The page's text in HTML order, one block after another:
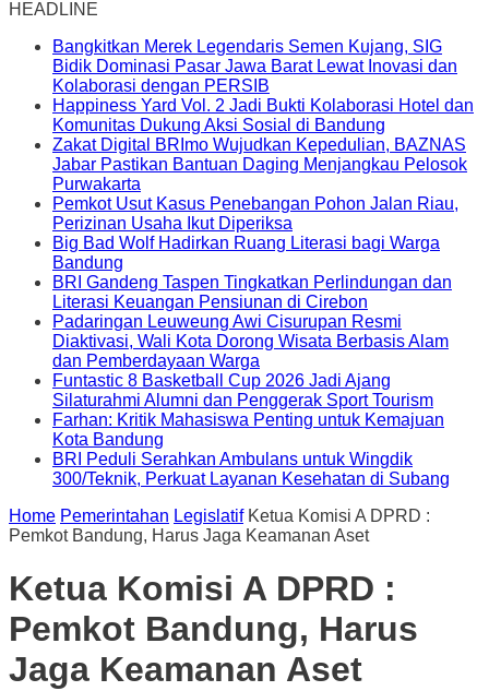
HEADLINE
Bangkitkan Merek Legendaris Semen Kujang, SIG
Bidik Dominasi Pasar Jawa Barat Lewat Inovasi dan
Kolaborasi dengan PERSIB
Happiness Yard Vol. 2 Jadi Bukti Kolaborasi Hotel dan
Komunitas Dukung Aksi Sosial di Bandung
Zakat Digital BRImo Wujudkan Kepedulian, BAZNAS
Jabar Pastikan Bantuan Daging Menjangkau Pelosok
Purwakarta
Pemkot Usut Kasus Penebangan Pohon Jalan Riau,
Perizinan Usaha Ikut Diperiksa
Big Bad Wolf Hadirkan Ruang Literasi bagi Warga
Bandung
BRI Gandeng Taspen Tingkatkan Perlindungan dan
Literasi Keuangan Pensiunan di Cirebon
Padaringan Leuweung Awi Cisurupan Resmi
Diaktivasi, Wali Kota Dorong Wisata Berbasis Alam
dan Pemberdayaan Warga
Funtastic 8 Basketball Cup 2026 Jadi Ajang
Silaturahmi Alumni dan Penggerak Sport Tourism
Farhan: Kritik Mahasiswa Penting untuk Kemajuan
Kota Bandung
BRI Peduli Serahkan Ambulans untuk Wingdik
300/Teknik, Perkuat Layanan Kesehatan di Subang
Home Pemerintahan Legislatif Ketua Komisi A DPRD :
Pemkot Bandung, Harus Jaga Keamanan Aset
Ketua Komisi A DPRD :
Pemkot Bandung, Harus
Jaga Keamanan Aset